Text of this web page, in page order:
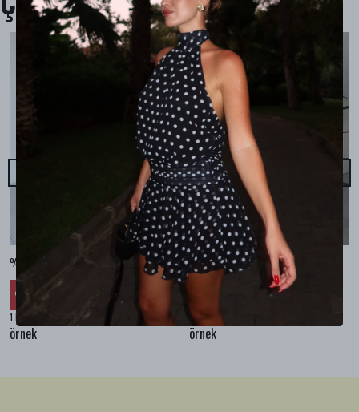
%100 KETEN CEPLİ ŞALVAR PANTOLON - Bej
%
₺ 2,299.99
1 Renk 4 Beden
örnek
%100 KETEN SALAŞ GÖMLEK - Bej
₺ 2,099.99
₺ 1,469.99
1 Renk 4 Beden
örnek